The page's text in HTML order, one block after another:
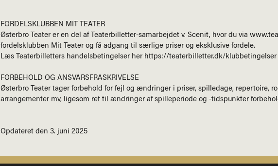
FORDELSKLUBBEN MIT TEATER
Østerbro Teater er en del af Teaterbilletter-samarbejdet v. Scenit, hvor du via
fordelsklubben Mit Teater og få adgang til særlige priser og eksklusive fordele.
Læs Teaterbilletters handelsbetingelser her https://teaterbilletter.dk/klubbetingelser
FORBEHOLD OG ANSVARSFRASKRIVELSE
Østerbro Teater tager forbehold for fejl og ændringer i priser, spilledage, repertoire,
arrangementer mv, ligesom ret til ændringer af spilleperiode og -tidspunkter
Opdateret den 3. juni 2025